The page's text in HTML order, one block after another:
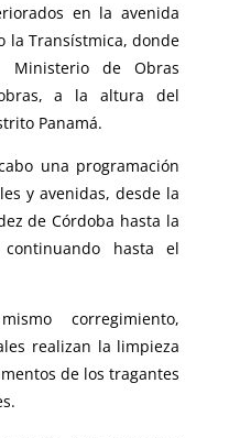
en la avenida
la Transístmica, donde
Ministerio de Obras
a la altura del
Panamá.
una programación
y avenidas, desde la
de Córdoba hasta la
continuando hasta el
corregimiento,
realizan la limpieza
de los tragantes